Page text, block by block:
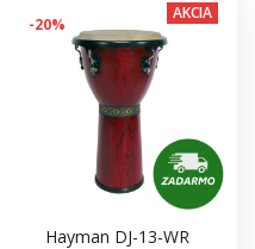
-20%
AKCIA
Hayman DJ-13-WR